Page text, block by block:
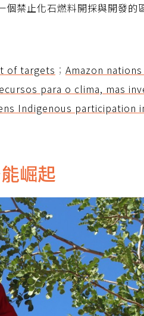
禁止化石燃料開採與開發的
of targets ； Amazon
para o clima, mas
Indigenous participation
崛起